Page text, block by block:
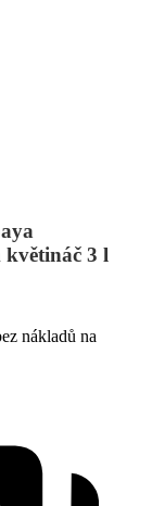
květináč 3 l
nákladů na